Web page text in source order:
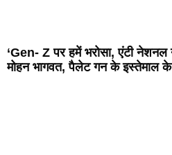
‘Gen- Z पर हमें भरोसा, एंटी
मोहन भागवत, पैलेट गन के इस्तेमाल